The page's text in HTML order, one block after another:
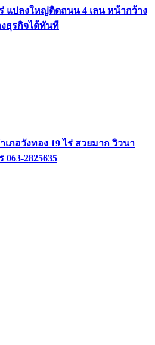
แปลงใหญ่ติดถนน 4 เลน หน้ากว้าง
ธุรกิจได้ทันที
อวังทอง 19 ไร่ สวยมาก วิวนา
2825635